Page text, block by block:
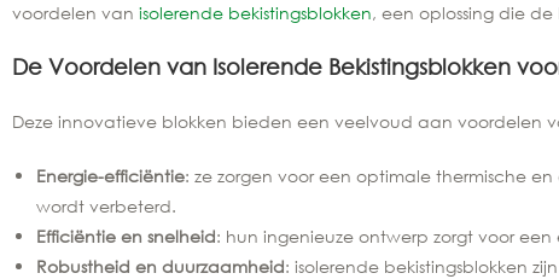
voordelen van isolerende bekistingsblokken, een oplossing die
De Voordelen van Isolerende Bekistingsblokken
Deze innovatieve blokken bieden een veelvoud aan voordelen
Energie-efficiëntie: ze zorgen voor een optimale thermische
wordt verbeterd.
Efficiëntie en snelheid: hun ingenieuze ontwerp zorgt voor
Robustheid en duurzaamheid: isolerende bekistingsblokken